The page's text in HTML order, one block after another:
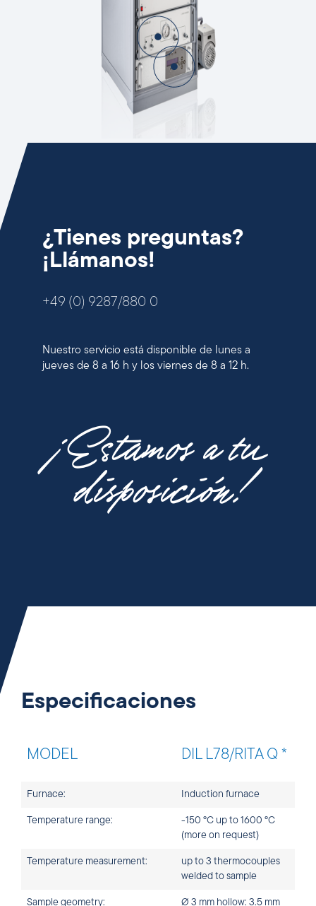
¿Tienes preguntas?
¡Llámanos!
+49 (0) 9287/880 0
Nuestro servicio está disponible de lunes a
jueves de 8 a 16 h y los viernes de 8 a 12 h.
¡Estamos a tu
disposición!
Especificaciones
MODEL DIL L78/RITA Q *
Furnace: Induction furnace
Temperature range:
-150 °C up to 1600 °C
(more on request)
Temperature measurement:
up to 3 thermocouples
welded to sample
Sample geometry: Ø 3 mm hollow: 3.5 mm